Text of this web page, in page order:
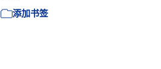
添加书签